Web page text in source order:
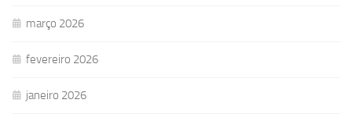
março 2026
fevereiro 2026
janeiro 2026